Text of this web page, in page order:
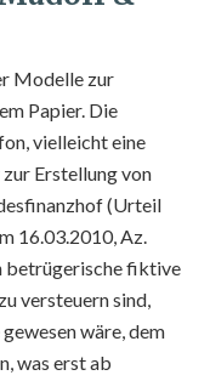
Modelle zur
Papier. Die
vielleicht eine
Erstellung von
(Urteil
16.03.2010, Az.
betrügerische fiktive
versteuern sind,
wäre, dem
was erst ab